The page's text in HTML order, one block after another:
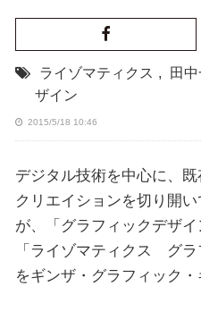
ライゾマティクス , 田
ザイン
2015/5/18 10:46
デジタル技術を中心に、
クリエイションを切り開
が、「グラフィックデザ
「ライゾマティクス グラ
をギンザ・グラフィック・